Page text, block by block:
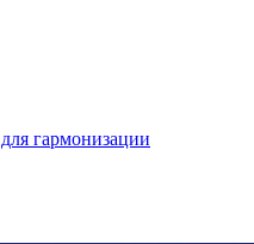
гармонизации